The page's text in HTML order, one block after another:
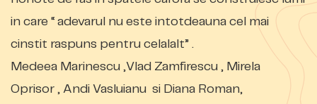
in care “ adevarul nu este intotdeauna cel mai
cinstit raspuns pentru celalalt” .
Medeea Marinescu ,Vlad Zamfirescu , Mirela
Oprisor , Andi Vasluianu si Diana Roman,